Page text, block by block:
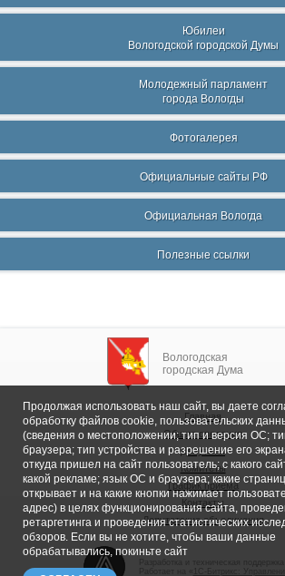
Юбилеи
Вологодской городской Думы
Молодежный парламент
города Вологды
Фотогалерея
Официальные сайты РФ
Официальная Вологда
Полезные ссылки
Вологодская
городская Дума
Главная
Общие сведения
Депутаты
Комитеты
График приема
Контакты
Депутатские объединения
1С-Битрикс:
Продолжая использовать наш сайт, вы даете
обработку файлов cookie, пользовательских
(сведения о местоположении; тип и версия ОС;
браузера; тип устройства и разрешение его
откуда пришел на сайт пользователь; с какого
какой рекламе; язык ОС и браузера; какие
открывает и на какие кнопки нажимает
адрес) в целях функционирования сайта,
ретаргетинга и проведения статистических
обзоров. Если вы не хотите, чтобы ваши данные
обрабатывались, покиньте сайт